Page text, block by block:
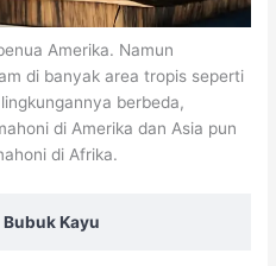
Amerika. Namun
di banyak area tropis seperti
berbeda,
di Amerika dan Asia pun
di Afrika.
Kayu